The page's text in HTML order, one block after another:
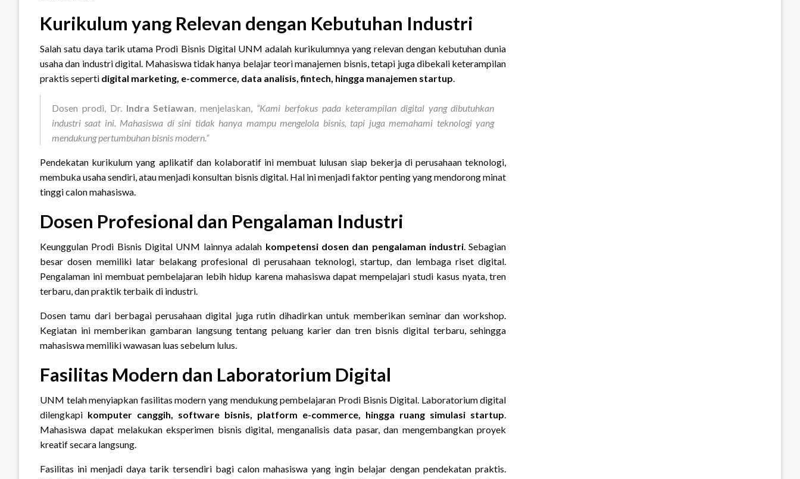
Kurikulum yang Relevan dengan Kebutuhan Industri
Salah satu daya tarik utama Prodi Bisnis Digital UNM adalah kurikulumnya yang relevan dengan kebutuhan dunia
usaha dan industri digital. Mahasiswa tidak hanya belajar teori manajemen bisnis, tetapi juga dibekali keterampilan
praktis seperti digital marketing, e-commerce, data analisis, fintech, hingga manajemen startup.
Dosen prodi, Dr. Indra Setiawan, menjelaskan, “Kami berfokus pada keterampilan digital yang dibutuhkan
industri saat ini. Mahasiswa di sini tidak hanya mampu mengelola bisnis, tapi juga memahami teknologi yang
mendukung pertumbuhan bisnis modern.”
Pendekatan kurikulum yang aplikatif dan kolaboratif ini membuat lulusan siap bekerja di perusahaan teknologi,
membuka usaha sendiri, atau menjadi konsultan bisnis digital. Hal ini menjadi faktor penting yang mendorong minat
tinggi calon mahasiswa.
Dosen Profesional dan Pengalaman Industri
Keunggulan Prodi Bisnis Digital UNM lainnya adalah kompetensi dosen dan pengalaman industri. Sebagian
besar dosen memiliki latar belakang profesional di perusahaan teknologi, startup, dan lembaga riset digital.
Pengalaman ini membuat pembelajaran lebih hidup karena mahasiswa dapat mempelajari studi kasus nyata, tren
terbaru, dan praktik terbaik di industri.
Dosen tamu dari berbagai perusahaan digital juga rutin dihadirkan untuk memberikan seminar dan workshop.
Kegiatan ini memberikan gambaran langsung tentang peluang karier dan tren bisnis digital terbaru, sehingga
mahasiswa memiliki wawasan luas sebelum lulus.
Fasilitas Modern dan Laboratorium Digital
UNM telah menyiapkan fasilitas modern yang mendukung pembelajaran Prodi Bisnis Digital. Laboratorium digital
dilengkapi komputer canggih, software bisnis, platform e-commerce, hingga ruang simulasi startup.
Mahasiswa dapat melakukan eksperimen bisnis digital, menganalisis data pasar, dan mengembangkan proyek
kreatif secara langsung.
Fasilitas ini menjadi daya tarik tersendiri bagi calon mahasiswa yang ingin belajar dengan pendekatan praktis.